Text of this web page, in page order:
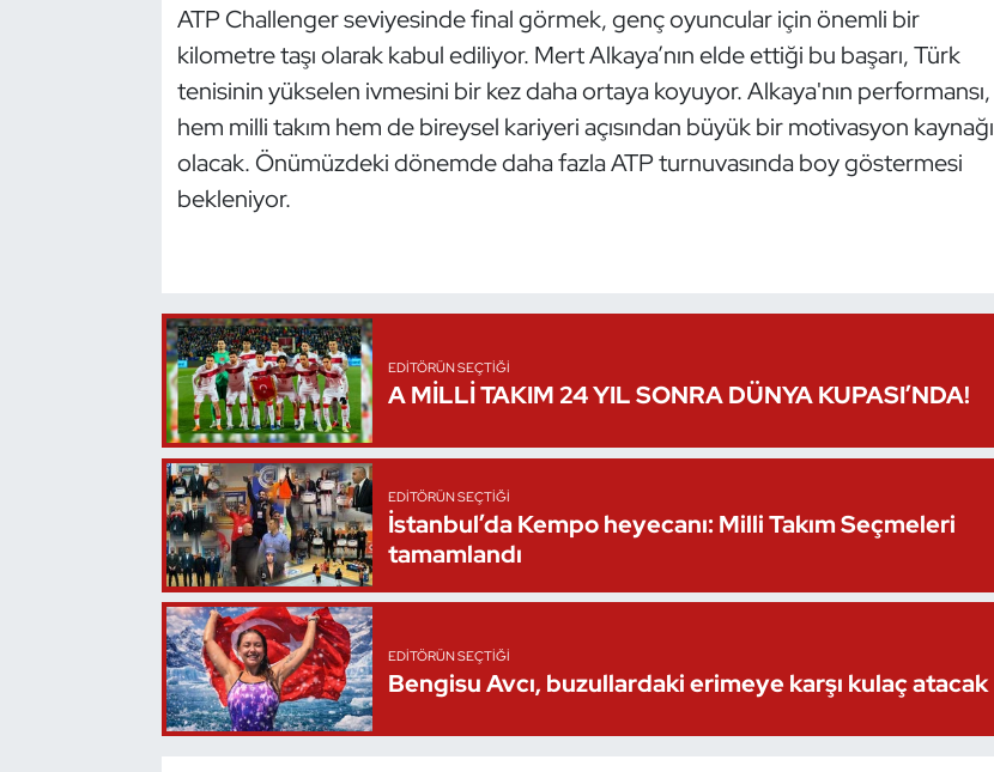
ATP Challenger seviyesinde final görmek, genç oyuncular için önemli bir
kilometre taşı olarak kabul ediliyor. Mert Alkaya’nın elde ettiği bu başarı, Türk
tenisinin yükselen ivmesini bir kez daha ortaya koyuyor. Alkaya'nın performansı,
hem milli takım hem de bireysel kariyeri açısından büyük bir motivasyon kaynağı
olacak. Önümüzdeki dönemde daha fazla ATP turnuvasında boy göstermesi
bekleniyor.
EDITÖRÜN SEÇTIĞI
A MİLLİ TAKIM 24 YIL SONRA DÜNYA KUPASI’NDA!
EDITÖRÜN SEÇTIĞI
İstanbul’da Kempo heyecanı: Milli Takım Seçmeleri
tamamlandı
EDITÖRÜN SEÇTIĞI
Bengisu Avcı, buzullardaki erimeye karşı kulaç atacak
Modern Pentatlon
Motor Sporları
Muay Thai
Oryantiring
Özel Sporcular